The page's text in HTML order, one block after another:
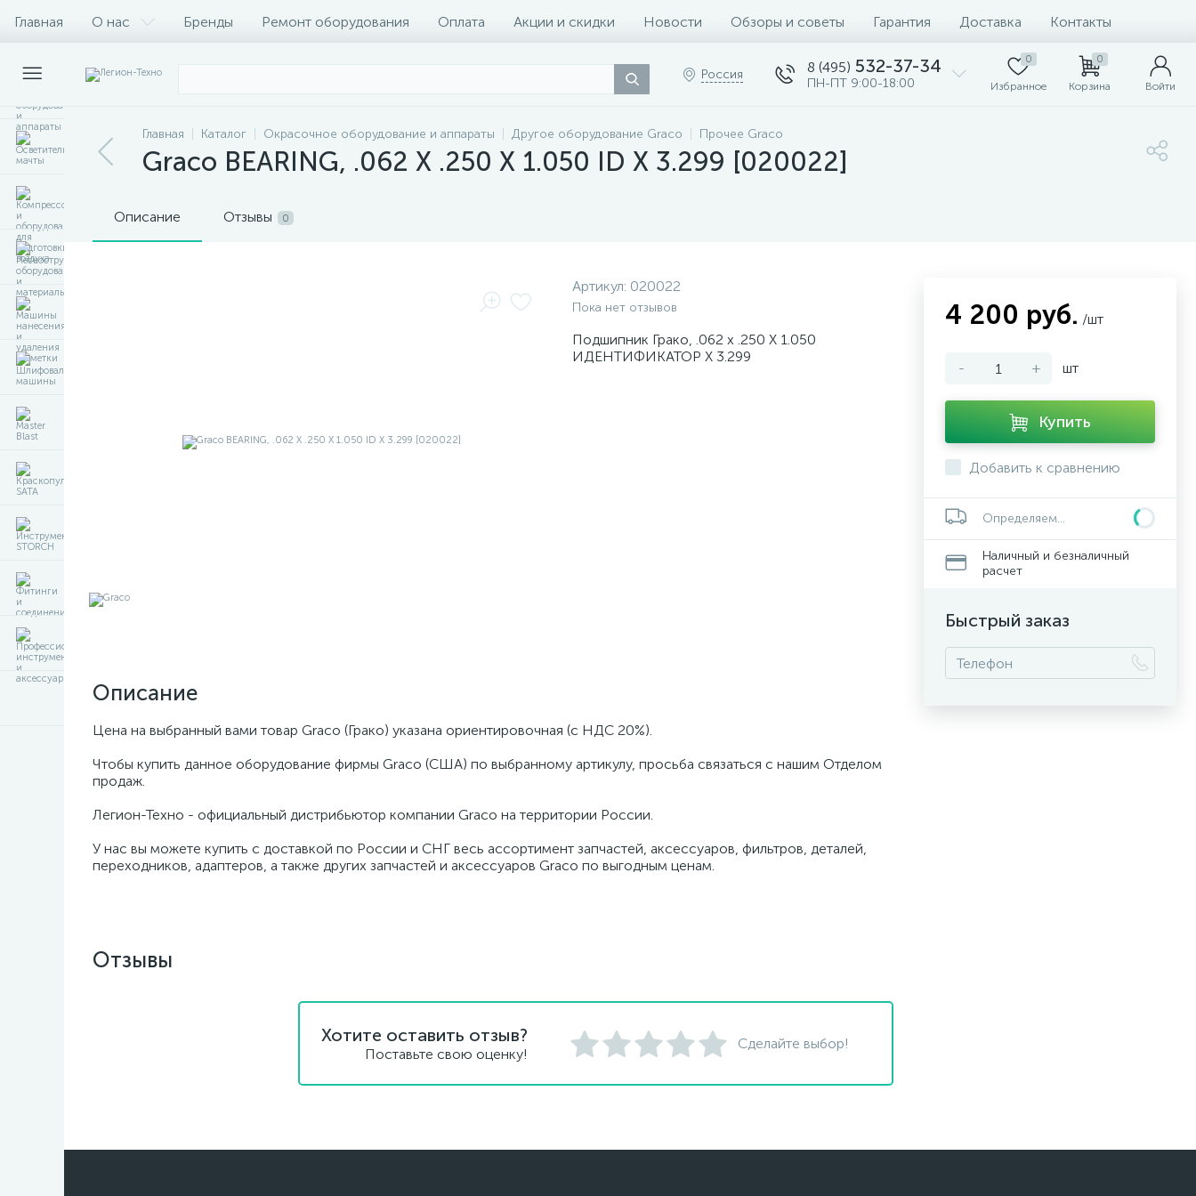
Главная О нас Бренды Ремонт оборудования Оплата Акции и скидки Новости Обзоры и советы Гарантия Доставка Контакты
Россия 8 (495) 532-37-34
ПН-ПТ 9:00-18:00
0
Избранное
0
Корзина Войти
Главная Каталог Окрасочное оборудование и аппараты Другое оборудование Graco Прочее Graco
Graco BEARING, .062 X .250 X 1.050 ID X 3.299 [020022]
Описание Отзывы 0
Артикул: 020022
Пока нет отзывов
Подшипник Грако, .062 х .250 Х 1.050
ИДЕНТИФИКАТОР Х 3.299
Описание
Цена на выбранный вами товар Graco (Грако) указана ориентировочная (с НДС 20%).
Чтобы купить данное оборудование фирмы Graco (США) по выбранному артикулу, просьба связаться с нашим Отделом
продаж.
Легион-Техно - официальный дистрибьютор компании Graco на территории России.
У нас вы можете купить с доставкой по России и СНГ весь ассортимент запчастей, аксессуаров, фильтров, деталей,
переходников, адаптеров, а также других запчастей и аксессуаров Graco по выгодным ценам.
4 200 руб. /шт
- + шт
Купить
Добавить к сравнению
Определяем...
Наличный и безналичный
расчет
Быстрый заказ
Отзывы
Хотите оставить отзыв?
Поставьте свою оценку!
Сделайте выбор!